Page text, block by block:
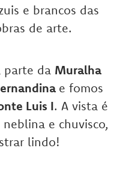
e brancos das
de arte.
parte da Muralha
e fomos
Luis I. A vista é
e chuvisco,
lindo!